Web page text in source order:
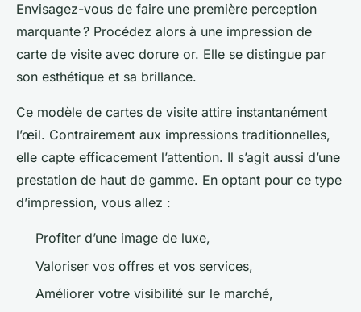
Envisagez-vous de faire une première perception
marquante ? Procédez alors à une impression de
carte de visite avec dorure or. Elle se distingue par
son esthétique et sa brillance.
Ce modèle de cartes de visite attire instantanément
l’œil. Contrairement aux impressions traditionnelles,
elle capte efficacement l’attention. Il s’agit aussi d’une
prestation de haut de gamme. En optant pour ce type
d’impression, vous allez :
Profiter d’une image de luxe,
Valoriser vos offres et vos services,
Améliorer votre visibilité sur le marché,